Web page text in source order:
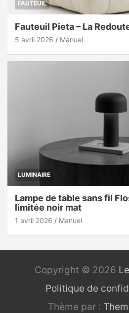
FAUTEUIL
Fauteuil Pieta – La
5 avril 2026 Manuel
LUMINAIRE
Lampe de table sans fil
limitée noir mat
1 avril 2026 Manuel
Copyright © 2026
Politique de
Thème par :